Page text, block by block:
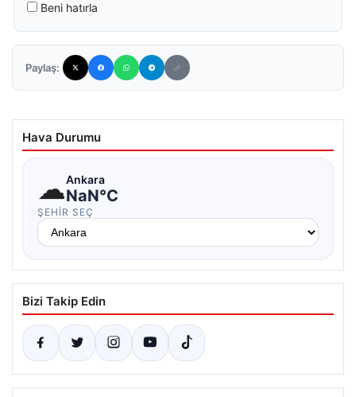
Beni hatırla
Paylaş:
Hava Durumu
☁Ankara
NaN°C
ŞEHIR SEÇ
Bizi Takip Edin